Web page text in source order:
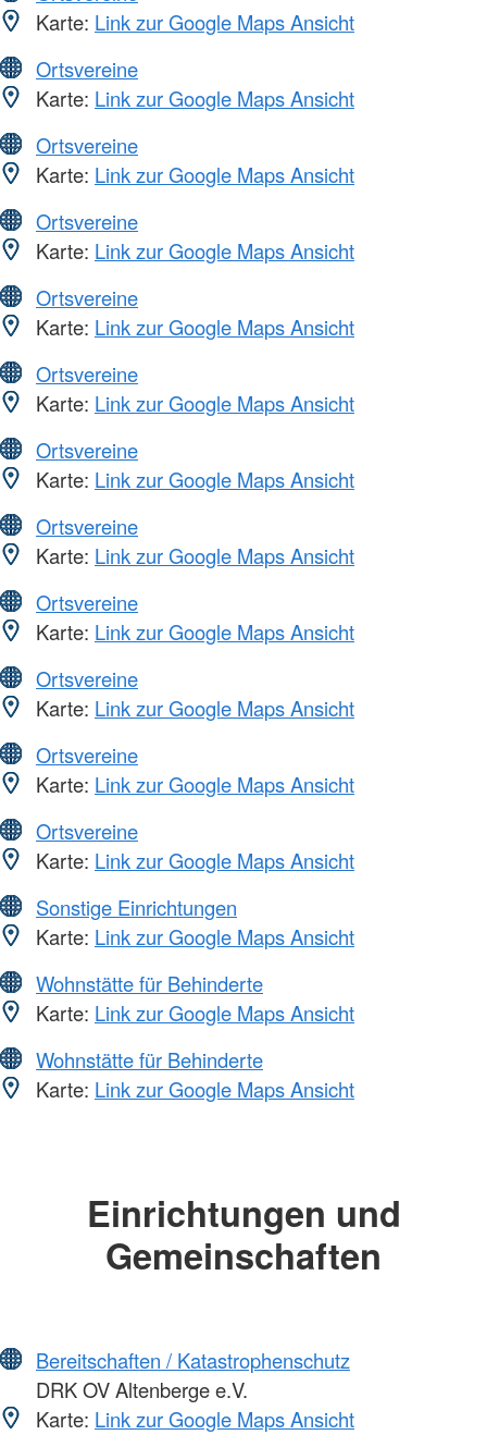
Karte: Link zur Google Maps Ansicht
Ortsvereine
Karte: Link zur Google Maps Ansicht
Ortsvereine
Karte: Link zur Google Maps Ansicht
Ortsvereine
Karte: Link zur Google Maps Ansicht
Ortsvereine
Karte: Link zur Google Maps Ansicht
Ortsvereine
Karte: Link zur Google Maps Ansicht
Ortsvereine
Karte: Link zur Google Maps Ansicht
Ortsvereine
Karte: Link zur Google Maps Ansicht
Ortsvereine
Karte: Link zur Google Maps Ansicht
Ortsvereine
Karte: Link zur Google Maps Ansicht
Ortsvereine
Karte: Link zur Google Maps Ansicht
Ortsvereine
Karte: Link zur Google Maps Ansicht
Sonstige Einrichtungen
Karte: Link zur Google Maps Ansicht
Wohnstätte für Behinderte
Karte: Link zur Google Maps Ansicht
Wohnstätte für Behinderte
Karte: Link zur Google Maps Ansicht
Einrichtungen und
Gemeinschaften
Bereitschaften / Katastrophenschutz
DRK OV Altenberge e.V.
Karte: Link zur Google Maps Ansicht